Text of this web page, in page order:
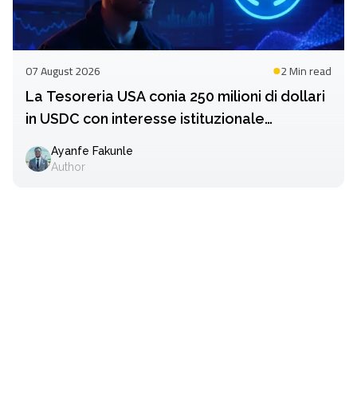
07 August 2026 2 Minread
La Tesoreria USA conia 250 milioni di dollari
in USDC con interesse istituzionale
Ayanfe Fakunle
Author